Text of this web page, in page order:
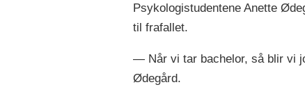
Psykologistudentene Anette
til frafallet.
— Når vi tar bachelor, så blir vi
Ødegård.